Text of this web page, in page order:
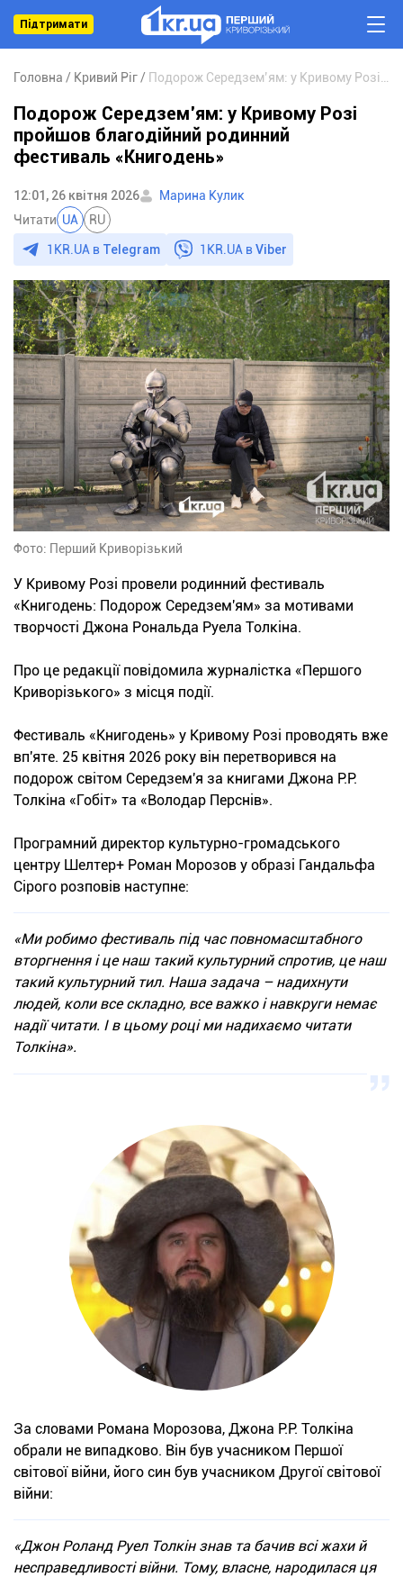
Підтримати
Головна Кривий Ріг
Подорож Середзем’ям: у Кривому Розі
пройшов благодійний родинний
фестиваль «Книгодень»
12:01, 26 квітня 2026
Марина Кулик
Читати UA RU
1KR.UA в Telegram 1KR.UA вViber
Фото: Перший Криворізький
У Кривому Розі провели родинний фестиваль
«Книгодень: Подорож Середзем'ям» за мотивами
творчості Джона Рональда Руела Толкіна.
Про це редакції повідомила журналістка «Першого
Криворізького» з місця події.
Фестиваль «Книгодень» у Кривому Розі проводять вже
вп'яте. 25 квітня 2026 року він перетворився на
подорож світом Середзем'я за книгами Джона Р.Р.
Толкіна «Гобіт» та «Володар Перснів».
Програмний директор культурно-громадського
центру Шелтер+ Роман Морозов у образі Гандальфа
Сірого розповів наступне:
«Ми робимо фестиваль під час повномасштабного
вторгнення і це наш такий культурний спротив, це наш
такий культурний тил. Наша задача – надихнути
людей, коли все складно, все важко і навкруги немає
надії читати. І в цьому році ми надихаємо читати
Толкіна».
За словами Романа Морозова, Джона Р.Р. Толкіна
обрали не випадково. Він був учасником Першої
світової війни, його син був учасником Другої світової
війни:
«Джон Роланд Руел Толкін знав та бачив всі жахи й
несправедливості війни. Тому, власне, народилася ця